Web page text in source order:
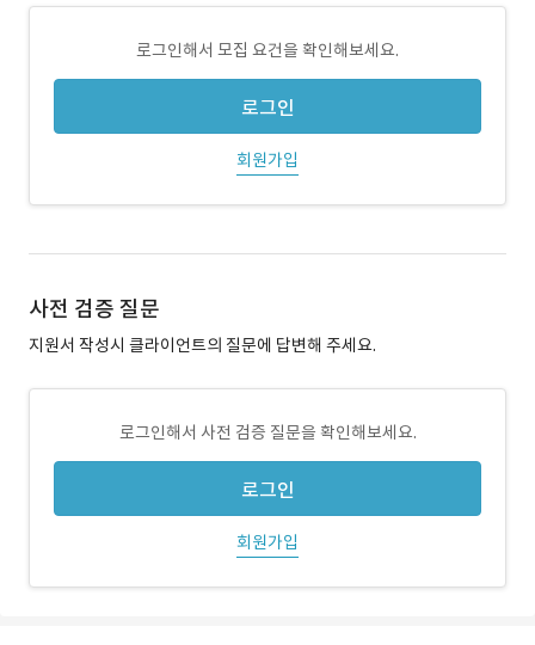
로그인해서 모집 요건을 확인해보세요.
로그인
회원가입
사전 검증 질문
지원서 작성시 클라이언트의 질문에 답변해 주세요.
로그인해서 사전 검증 질문을 확인해보세요.
로그인
회원가입